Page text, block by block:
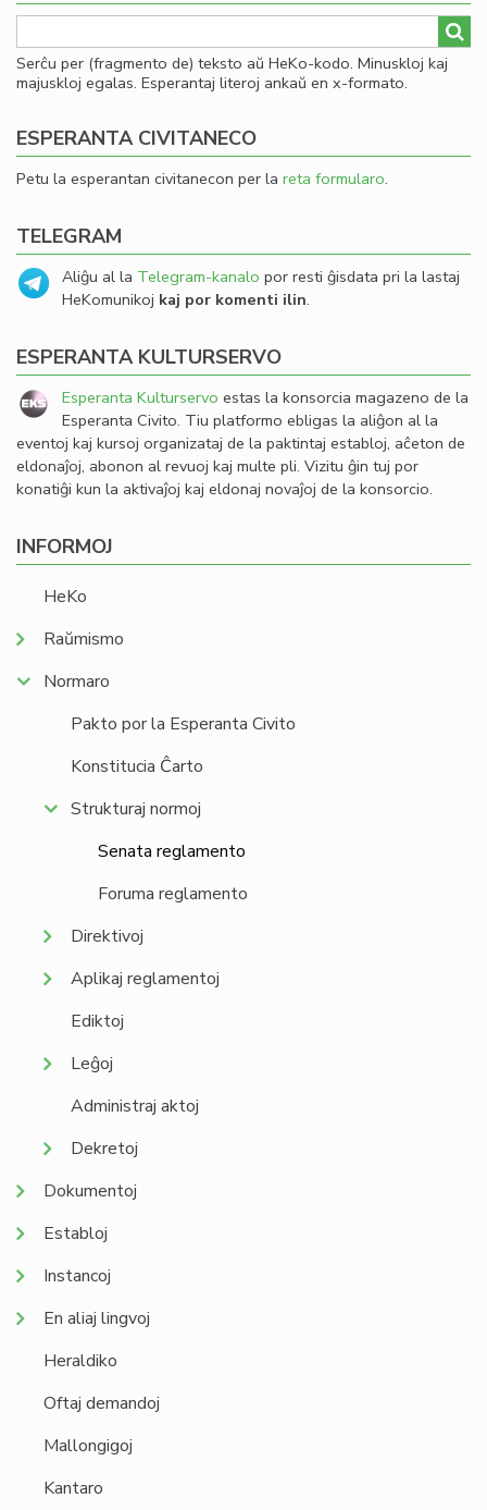
Serĉu per (fragmento de) teksto aŭ HeKo-kodo. Minuskloj kaj
majuskloj egalas. Esperantaj literoj ankaŭ en x-formato.
ESPERANTA CIVITANECO
Petu la esperantan civitanecon per la reta formularo.
TELEGRAM
Aliĝu al la Telegram-kanalo por resti ĝisdata pri la lastaj
HeKomunikoj kaj por komenti ilin.
ESPERANTA KULTURSERVO
Esperanta Kulturservo estas la konsorcia magazeno de la
Esperanta Civito. Tiu platformo ebligas la aliĝon al la
eventoj kaj kursoj organizataj de la paktintaj establoj, aĉeton de
eldonaĵoj, abonon al revuoj kaj multe pli. Vizitu ĝin tuj por
konatiĝi kun la aktivaĵoj kaj eldonaj novaĵoj de la konsorcio.
INFORMOJ
HeKo
Raŭmismo
Normaro
Pakto por la Esperanta Civito
Konstitucia Ĉarto
Strukturaj normoj
Senata reglamento
Foruma reglamento
Direktivoj
Aplikaj reglamentoj
Ediktoj
Leĝoj
Administraj aktoj
Dekretoj
Dokumentoj
Establoj
Instancoj
En aliaj lingvoj
Heraldiko
Oftaj demandoj
Mallongigoj
Kantaro